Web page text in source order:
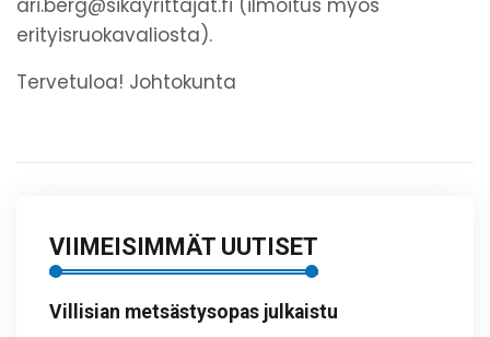
erityisruokavaliosta).
Tervetuloa! Johtokunta
VIIMEISIMMÄT UUTISET
Villisian metsästysopas julkaistu